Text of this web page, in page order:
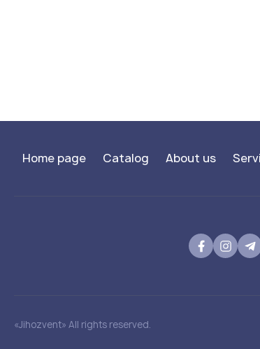
Home page Catalog About us
«Jihozvent» All rights reserved.